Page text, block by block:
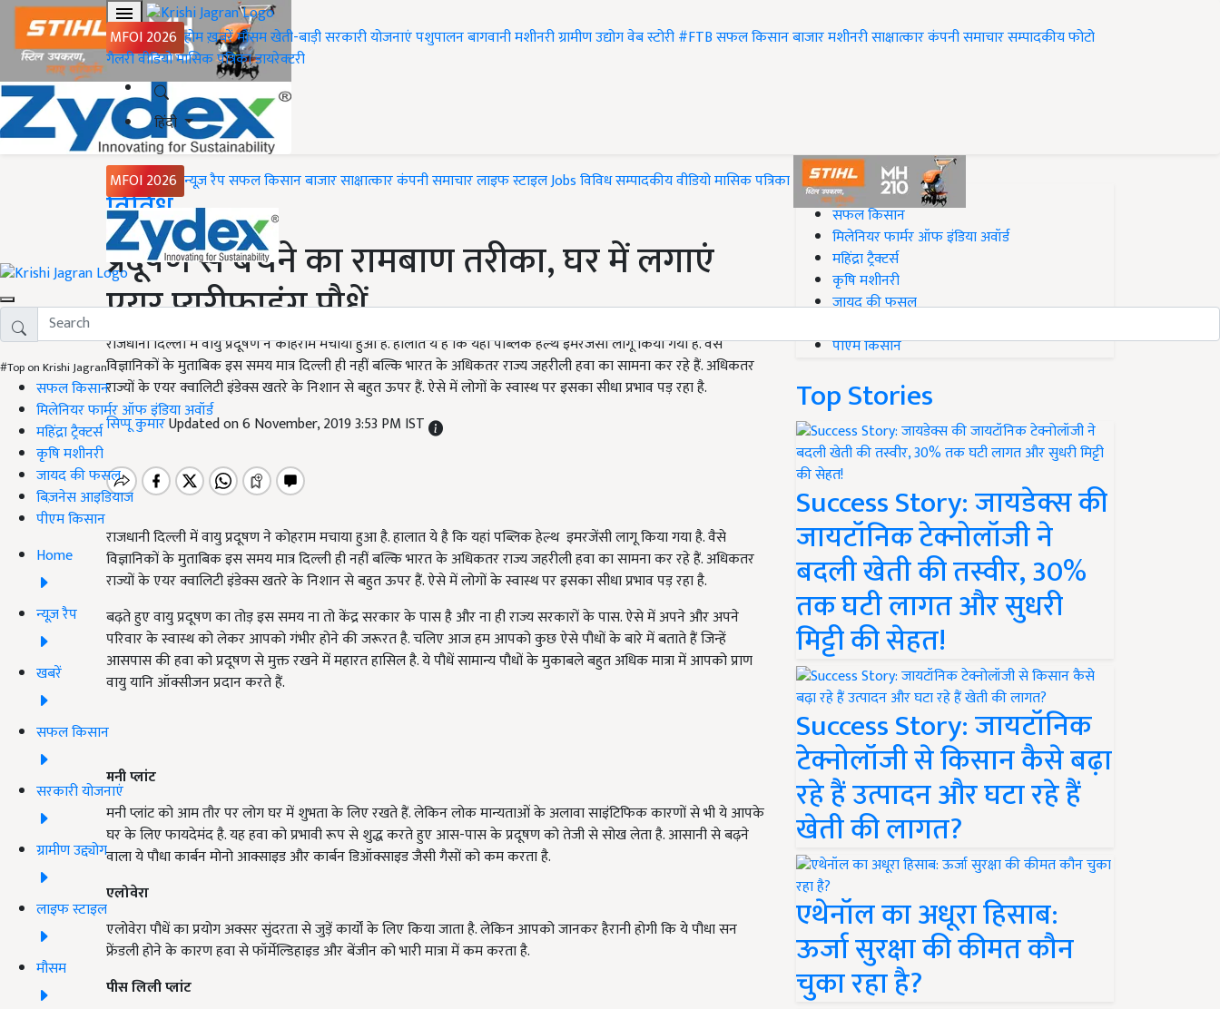
MFOI 2026 होमख़बरेंमौसमखेती-बाड़ीसरकारी योजनाएंपशुपालनबागवानीमशीनरीग्रामीण उद्योगवेब स्टोरी#FTBसफल किसानबाजारमशीनरीसाक्षात्कारकंपनी समाचारसम्पादकीयफोटो
गैलरीवीडियोमासिक पत्रिकाडायरेक्टरी
हिंदी
MFOI 2026 न्यूज़ रैपसफल किसानबाजारसाक्षात्कारकंपनी समाचारलाइफ स्टाइलJobsविविधसम्पादकीयवीडियोमासिक पत्रिका
#Top on Krishi Jagran
सफल किसान
मिलेनियर फार्मर ऑफ इंडिया अवॉर्ड
महिंद्रा ट्रैक्टर्स
कृषि मशीनरी
जायद की फसल
बिज़नेस आइडियाज
पीएम किसान
Home
न्यूज़ रैप
खबरें
सफल किसान
सरकारी योजनाएं
ग्रामीण उद्द्योग
लाइफ स्टाइल
मौसम
Home
विविध
प्रदूषण से बचने का रामबाण तरीका, घर में लगाएं
एयर प्यूरीफाइंग पौधें
राजधानी दिल्ली में वायु प्रदूषण ने कोहराम मचाया हुआ है. हालात ये है कि यहां पब्लिक हेल्थ इमरजेंसी लागू किया गया है. वैसे
विज्ञानिकों के मुताबिक इस समय मात्र दिल्ली ही नहीं बल्कि भारत के अधिकतर राज्य जहरीली हवा का सामना कर रहे हैं. अधिकतर
राज्यों के एयर क्वालिटी इंडेक्स खतरे के निशान से बहुत ऊपर हैं. ऐसे में लोगों के स्वास्थ पर इसका सीधा प्रभाव पड़ रहा है.
सिप्पू कुमारUpdated on 6 November, 2019 3:53 PM IST
राजधानी दिल्ली में वायु प्रदूषण ने कोहराम मचाया हुआ है. हालात ये है कि यहां पब्लिक हेल्थ इमरजेंसी लागू किया गया है. वैसे
विज्ञानिकों के मुताबिक इस समय मात्र दिल्ली ही नहीं बल्कि भारत के अधिकतर राज्य जहरीली हवा का सामना कर रहे हैं. अधिकतर
राज्यों के एयर क्वालिटी इंडेक्स खतरे के निशान से बहुत ऊपर हैं. ऐसे में लोगों के स्वास्थ पर इसका सीधा प्रभाव पड़ रहा है.
बढ़ते हुए वायु प्रदूषण का तोड़ इस समय ना तो केंद्र सरकार के पास है और ना ही राज्य सरकारों के पास. ऐसे में अपने और अपने
परिवार के स्वास्थ को लेकर आपको गंभीर होने की जरूरत है. चलिए आज हम आपको कुछ ऐसे पौधों के बारे में बताते हैं जिन्हें
आसपास की हवा को प्रदूषण से मुक्त रखने में महारत हासिल है. ये पौधें सामान्य पौधों के मुकाबले बहुत अधिक मात्रा में आपको प्राण
वायु यानि ऑक्सीजन प्रदान करते हैं.
मनी प्लांट
मनी प्लांट को आम तौर पर लोग घर में शुभता के लिए रखते हैं. लेकिन लोक मान्यताओं के अलावा साइंटिफिक कारणों से भी ये आपके
घर के लिए फायदेमंद है. यह हवा को प्रभावी रूप से शुद्ध करते हुए आस-पास के प्रदूषण को तेजी से सोख लेता है. आसानी से बढ़ने
वाला ये पौधा कार्बन मोनो आक्साइड और कार्बन डिऑक्साइड जैसी गैसों को कम करता है.
एलोवेरा
एलोवेरा पौधें का प्रयोग अक्सर सुंदरता से जुड़ें कार्यों के लिए किया जाता है. लेकिन आपको जानकर हैरानी होगी कि ये पौधा सन
फ्रेंडली होने के कारण हवा से फॉर्मेल्डिहाइड और बेंजीन को भारी मात्रा में कम करता है.
पीस लिली प्लांट
#Top on Krishi Jagran
सफल किसान
मिलेनियर फार्मर ऑफ इंडिया अवॉर्ड
महिंद्रा ट्रैक्टर्स
कृषि मशीनरी
जायद की फसल
पीएम किसान
Top Stories
Success Story: जायडेक्स की
जायटॉनिक टेक्नोलॉजी ने
बदली खेती की तस्वीर, 30%
तक घटी लागत और सुधरी
मिट्टी की सेहत!
Success Story: जायटॉनिक
टेक्नोलॉजी से किसान कैसे बढ़ा
रहे हैं उत्पादन और घटा रहे हैं
खेती की लागत?
एथेनॉल का अधूरा हिसाब:
ऊर्जा सुरक्षा की कीमत कौन
चुका रहा है?